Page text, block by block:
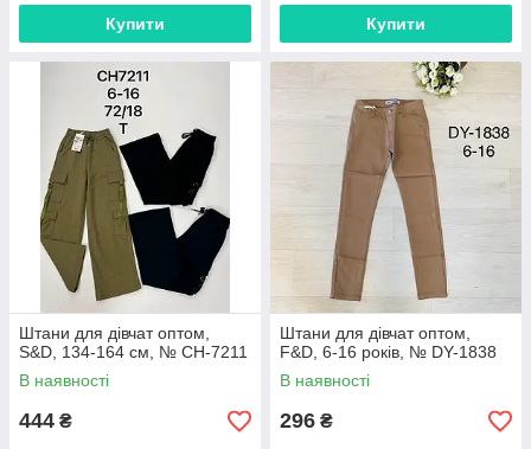
Купити Купити
Штани для дівчат оптом,
S&D, 134-164 см, № CH-7211
В наявності
444 ₴
Штани для дівчат оптом,
F&D, 6-16 років, № DY-1838
В наявності
296 ₴